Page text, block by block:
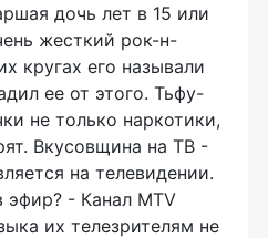
дочь лет в 15 или
жесткий рок-н-
кругах его называли
ее от этого. Тьфу-
не только наркотики,
Вкусовщина на ТВ -
на телевидении.
эфир? - Канал MTV
их телезрителям не